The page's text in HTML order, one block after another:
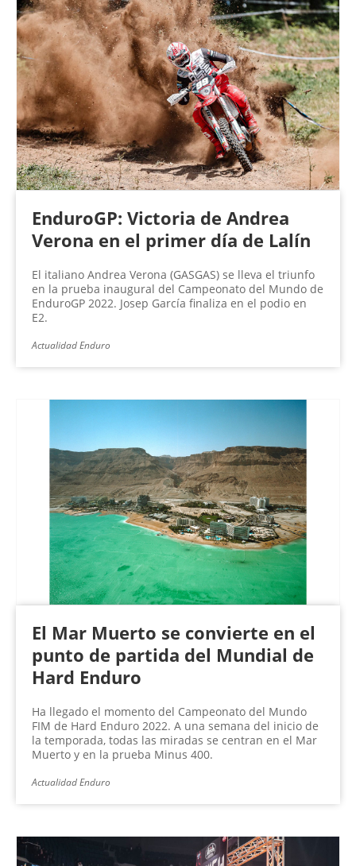
EnduroGP: Victoria de Andrea
Verona en el primer día de Lalín
El italiano Andrea Verona (GASGAS) se lleva el triunfo
en la prueba inaugural del Campeonato del Mundo de
EnduroGP 2022. Josep García finaliza en el podio en
E2.
Actualidad Enduro
El Mar Muerto se convierte en el
punto de partida del Mundial de
Hard Enduro
Ha llegado el momento del Campeonato del Mundo
FIM de Hard Enduro 2022. A una semana del inicio de
la temporada, todas las miradas se centran en el Mar
Muerto y en la prueba Minus 400.
Actualidad Enduro